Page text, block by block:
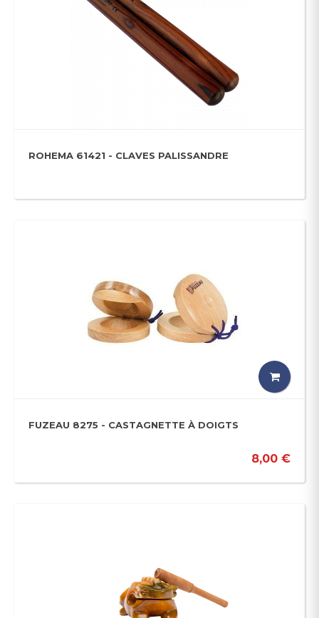
ROHEMA 61421 - CLAVES PALISSANDRE
FUZEAU 8275 - CASTAGNETTE À DOIGTS
8,00 €